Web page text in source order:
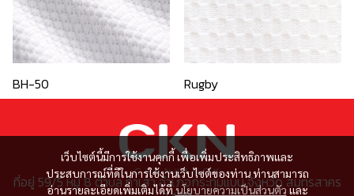
BH-50 Rugby
เว็บไซต์นี้มีการใช้งานคุกกี้ เพื่อเพิ่มประสิทธิภาพและ
ประสบการณ์ที่ดีในการใช้งานเว็บไซต์ของท่าน ท่านสามารถ
อ่านรายละเอียดเพิ่มเติมได้ที่นโยบายความเป็นส่วนตัวและ
ที่อยู่ 59/5 หมู่ 8 ตำบล ท่าเสา อำเภอกระทุ่มแบน จังหวัด สมุทรสาคร